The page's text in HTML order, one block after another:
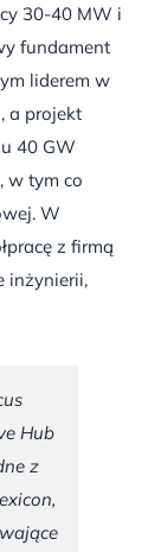
30-40 MW i
fundament
liderem w
a projekt
40 GW
w tym co
W
z firmą
inżynierii,
Hub
z